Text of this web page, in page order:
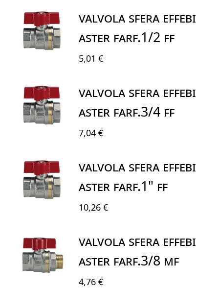
VALVOLA SFERA EFFEBI
ASTER FARF.1/2 FF
5,01 €
VALVOLA SFERA EFFEBI
ASTER FARF.3/4 FF
7,04 €
VALVOLA SFERA EFFEBI
ASTER FARF.1" FF
10,26 €
VALVOLA SFERA EFFEBI
ASTER FARF.3/8 MF
4,76 €